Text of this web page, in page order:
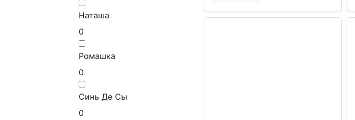
Наташа
0
Ромашка
0
Синь Де Сы
0